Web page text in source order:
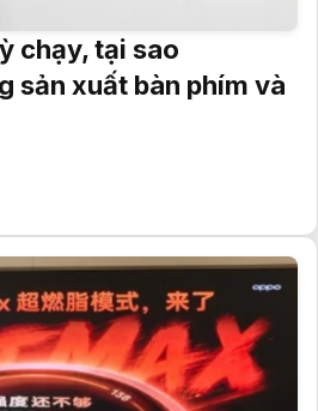
chạy, tại sao
sản xuất bàn phím và